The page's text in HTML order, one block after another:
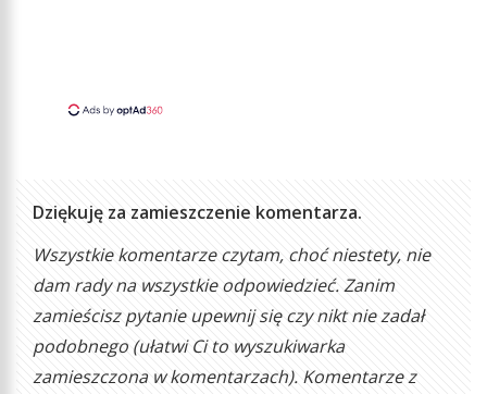
Dziękuję za zamieszczenie komentarza.
Wszystkie komentarze czytam, choć niestety, nie
dam rady na wszystkie odpowiedzieć. Zanim
zamieścisz pytanie upewnij się czy nikt nie zadał
podobnego (ułatwi Ci to wyszukiwarka
zamieszczona w komentarzach). Komentarze z